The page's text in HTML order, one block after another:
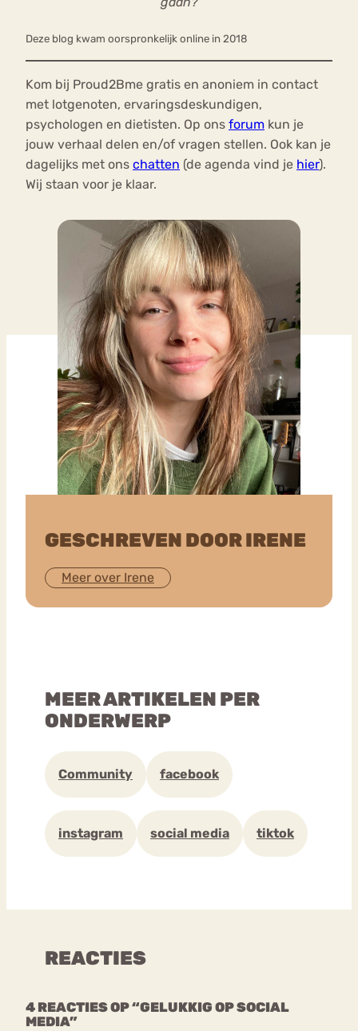
Deze blog kwam oorspronkelijk online in 2018
Kom bij Proud2Bme gratis en anoniem in contact
met lotgenoten, ervaringsdeskundigen,
psychologen en dietisten. Op ons forum kun je
jouw verhaal delen en/of vragen stellen. Ook kan je
dagelijks met ons chatten (de agenda vind je hier).
Wij staan voor je klaar.
GESCHREVEN DOOR IRENE
Meer over Irene
MEER ARTIKELEN PER
ONDERWERP
Community facebook
instagram social media tiktok
REACTIES
4 REACTIES OP “GELUKKIG OP SOCIAL
MEDIA”